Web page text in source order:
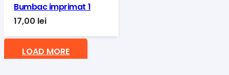
Bumbac imprimat 1
17,00 lei
LOAD MORE